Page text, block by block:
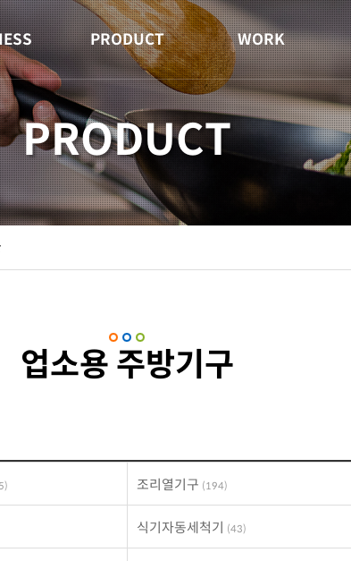
PRODUCT WORK
PRODUCT
업소용 주방기구
조리열기구 (194)
식기자동세척기 (43)